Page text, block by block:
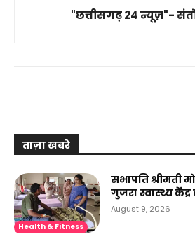
"छत्तीसगढ़ 24 न्यूज़"-
ताज़ा खबरे
Health & Fitness
सभापति श्रीमती
गुजरा स्वास्थ्य
August 9, 2026